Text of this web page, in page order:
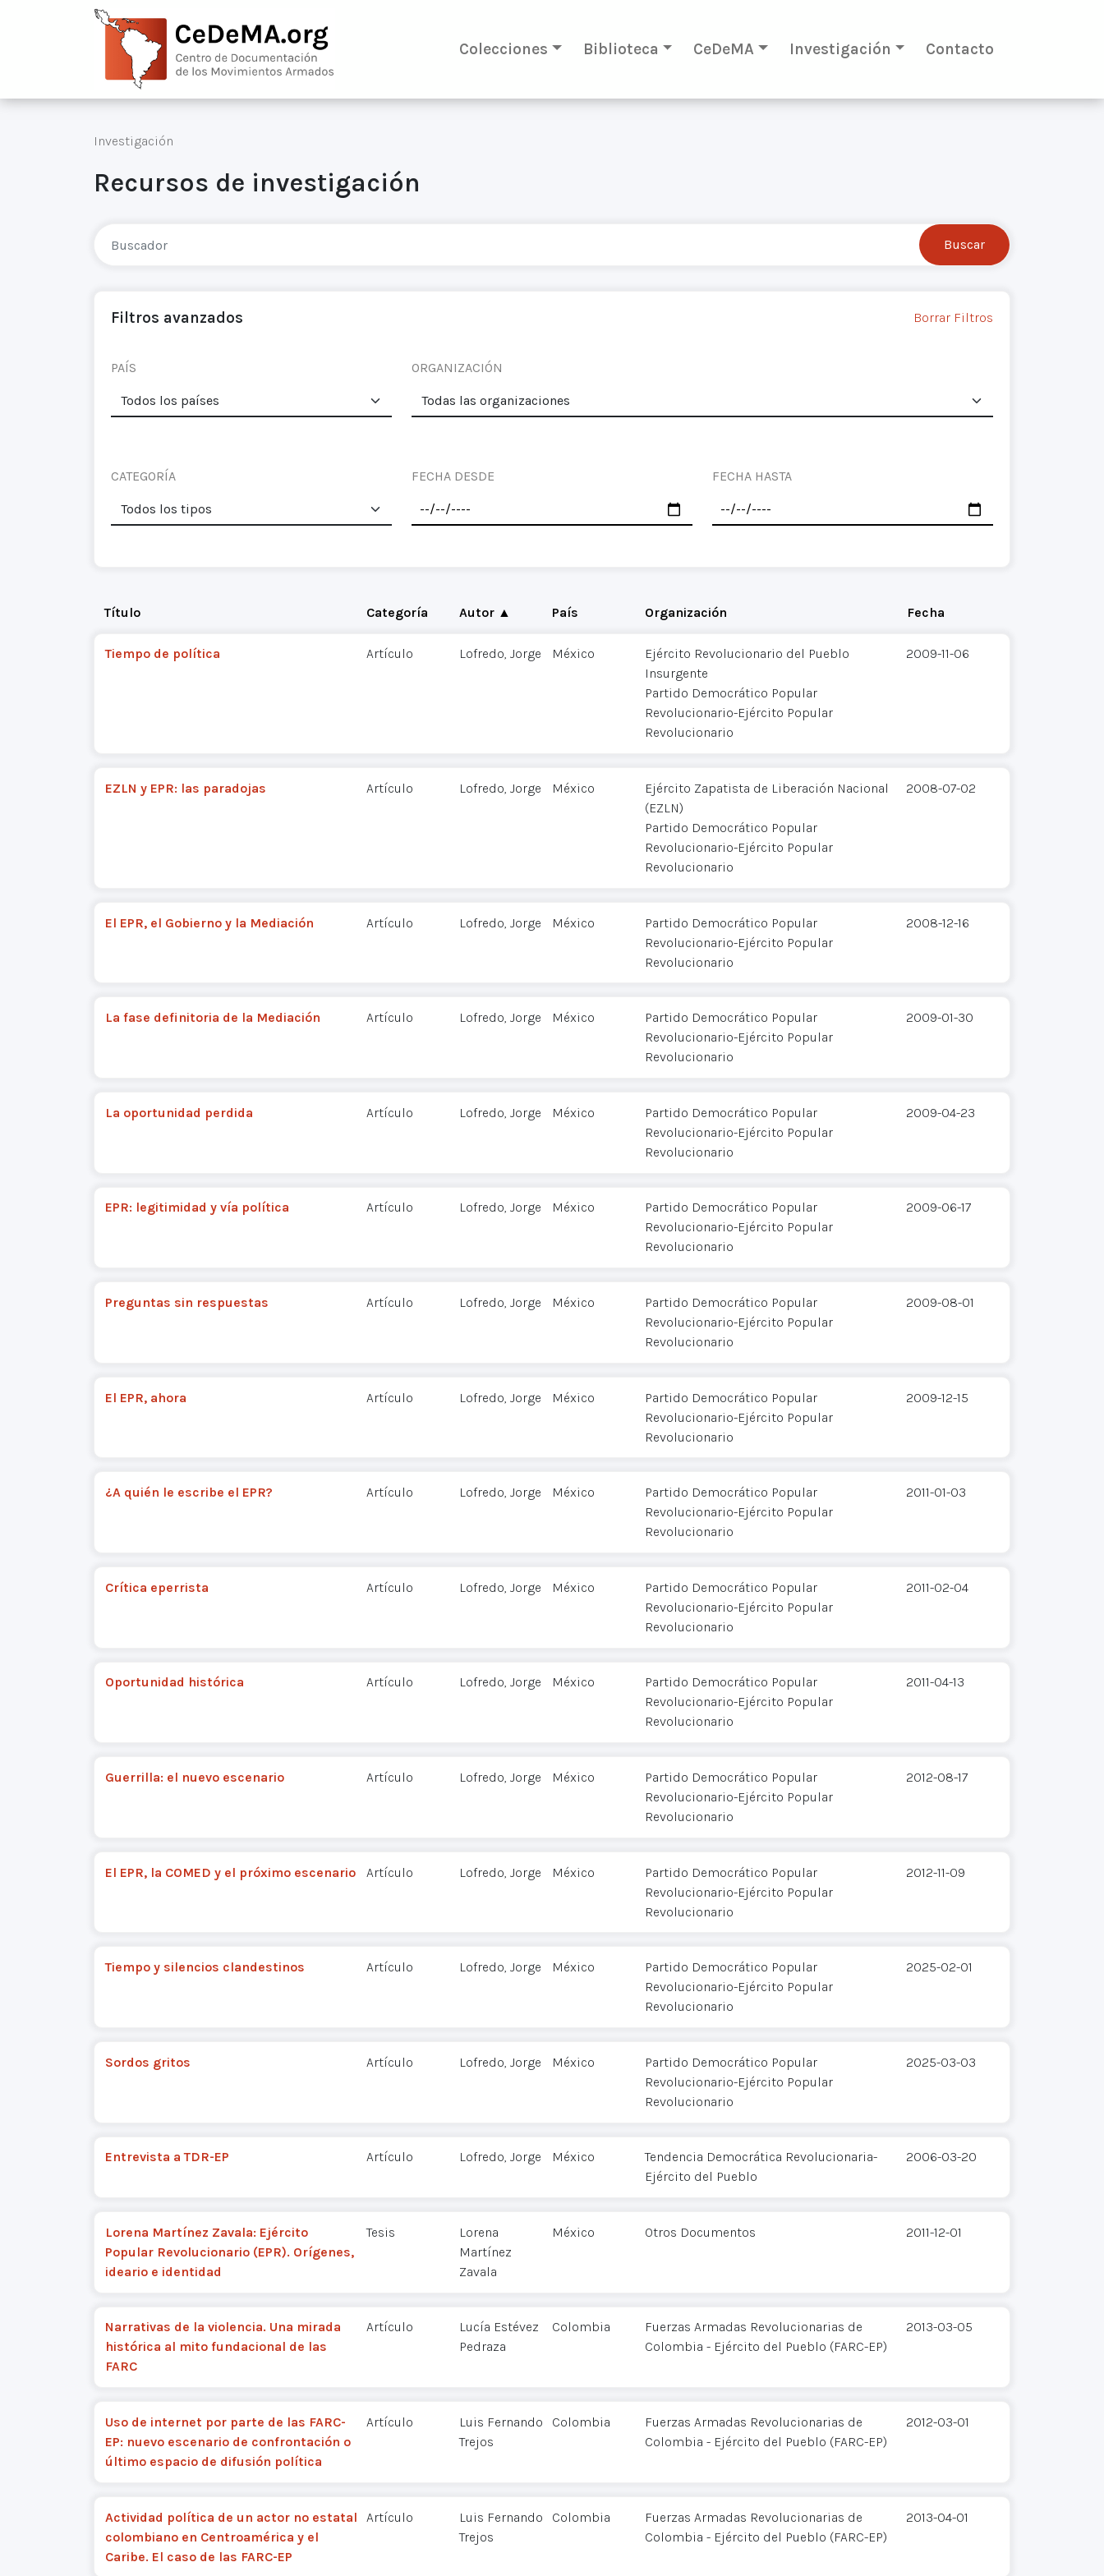
Colecciones Biblioteca CeDeMA Investigación Contacto
Investigación
Recursos de investigación
Filtros avanzados Borrar Filtros
PAÍS ORGANIZACIÓN
CATEGORÍA FECHA DESDE FECHA HASTA
Título Categoría Autor ▲ País Organización Fecha
Tiempo de política Artículo Lofredo, Jorge México
Ejército Revolucionario del Pueblo
Insurgente
Partido Democrático Popular
Revolucionario-Ejército Popular
Revolucionario
2009-11-06
EZLN y EPR: las paradojas Artículo Lofredo, Jorge México
Ejército Zapatista de Liberación Nacional
(EZLN)
Partido Democrático Popular
Revolucionario-Ejército Popular
Revolucionario
2008-07-02
El EPR, el Gobierno y la Mediación Artículo Lofredo, Jorge México
Partido Democrático Popular
Revolucionario-Ejército Popular
Revolucionario
2008-12-16
La fase definitoria de la Mediación Artículo Lofredo, Jorge México
Partido Democrático Popular
Revolucionario-Ejército Popular
Revolucionario
2009-01-30
La oportunidad perdida Artículo Lofredo, Jorge México
Partido Democrático Popular
Revolucionario-Ejército Popular
Revolucionario
2009-04-23
EPR: legitimidad y vía política Artículo Lofredo, Jorge México
Partido Democrático Popular
Revolucionario-Ejército Popular
Revolucionario
2009-06-17
Preguntas sin respuestas Artículo Lofredo, Jorge México
Partido Democrático Popular
Revolucionario-Ejército Popular
Revolucionario
2009-08-01
El EPR, ahora Artículo Lofredo, Jorge México
Partido Democrático Popular
Revolucionario-Ejército Popular
Revolucionario
2009-12-15
¿A quién le escribe el EPR? Artículo Lofredo, Jorge México
Partido Democrático Popular
Revolucionario-Ejército Popular
Revolucionario
2011-01-03
Crítica eperrista Artículo Lofredo, Jorge México
Partido Democrático Popular
Revolucionario-Ejército Popular
Revolucionario
2011-02-04
Oportunidad histórica Artículo Lofredo, Jorge México
Partido Democrático Popular
Revolucionario-Ejército Popular
Revolucionario
2011-04-13
Guerrilla: el nuevo escenario Artículo Lofredo, Jorge México
Partido Democrático Popular
Revolucionario-Ejército Popular
Revolucionario
2012-08-17
El EPR, la COMED y el próximo escenario Artículo Lofredo, Jorge México
Partido Democrático Popular
Revolucionario-Ejército Popular
Revolucionario
2012-11-09
Tiempo y silencios clandestinos Artículo Lofredo, Jorge México
Partido Democrático Popular
Revolucionario-Ejército Popular
Revolucionario
2025-02-01
Sordos gritos Artículo Lofredo, Jorge México
Partido Democrático Popular
Revolucionario-Ejército Popular
Revolucionario
2025-03-03
Entrevista a TDR-EP Artículo Lofredo, Jorge México
Tendencia Democrática Revolucionaria-
Ejército del Pueblo
2006-03-20
Lorena Martínez Zavala: Ejército
Popular Revolucionario (EPR). Orígenes,
ideario e identidad
Tesis
Lorena
Martínez
Zavala
México Otros Documentos 2011-12-01
Narrativas de la violencia. Una mirada
histórica al mito fundacional de las
FARC
Artículo
Lucía Estévez
Pedraza
Colombia
Fuerzas Armadas Revolucionarias de
Colombia - Ejército del Pueblo (FARC-EP)
2013-03-05
Uso de internet por parte de las FARC-
EP: nuevo escenario de confrontación o
último espacio de difusión política
Artículo
Luis Fernando
Trejos
Colombia
Fuerzas Armadas Revolucionarias de
Colombia - Ejército del Pueblo (FARC-EP)
2012-03-01
Actividad política de un actor no estatal
colombiano en Centroamérica y el
Caribe. El caso de las FARC-EP
Artículo
Luis Fernando
Trejos
Colombia
Fuerzas Armadas Revolucionarias de
Colombia - Ejército del Pueblo (FARC-EP)
2013-04-01